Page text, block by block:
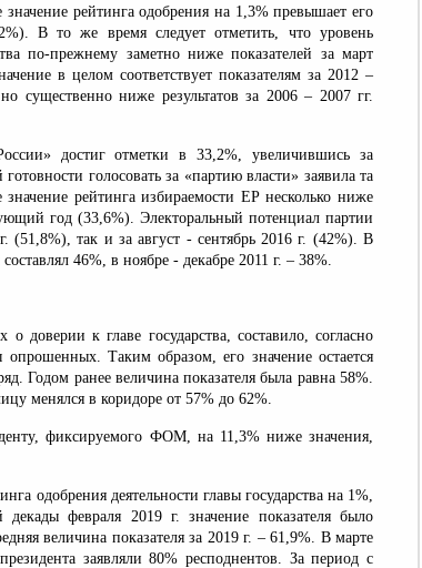
значение рейтинга одобрения на 1,3% превышает его
В то же время следует отметить, что уровень
по-прежнему заметно ниже показателей за март
в целом соответствует показателям за 2012 –
существенно ниже результатов за 2006 – 2007 гг.
достиг отметки в 33,2%, увеличившись за
голосовать за «партию власти» заявила та
рейтинга избираемости ЕР несколько ниже
год (33,6%). Электоральный потенциал партии
(51,8%), так и за август - сентябрь 2016 г. (42%). В
46%, в ноябре - декабре 2011 г. – 38%.
о доверии к главе государства, составило, согласно
Таким образом, его значение остается
Годом ранее величина показателя была равна 58%.
менялся в коридоре от 57% до 62%.
фиксируемого ФОМ, на 11,3% ниже значения,
одобрения деятельности главы государства на 1%,
февраля 2019 г. значение показателя было
величина показателя за 2019 г. – 61,9%. В марте
заявляли 80% респоднентов. За период с